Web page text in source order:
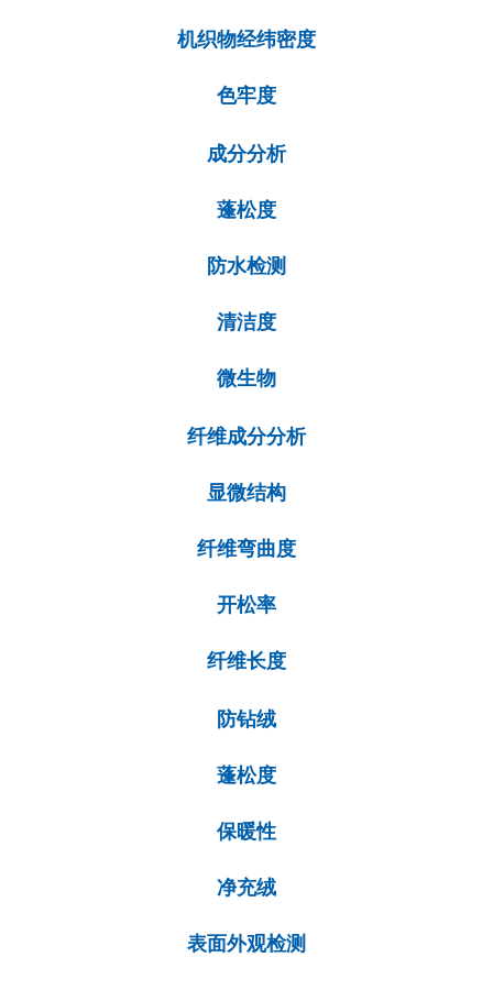
机织物经纬密度
色牢度
成分分析
蓬松度
防水检测
清洁度
微生物
纤维成分分析
显微结构
纤维弯曲度
开松率
纤维长度
防钻绒
蓬松度
保暖性
净充绒
表面外观检测